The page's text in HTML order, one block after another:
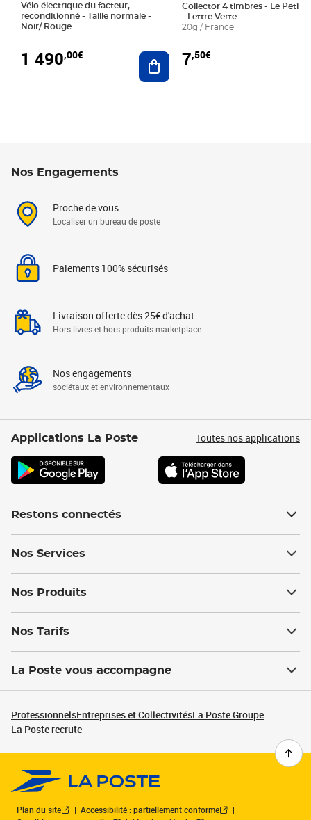
Vélo électrique du facteur,
reconditionné - Taille normale -
Noir/ Rouge
1 490,00€ Ajouter au panier
Collector 4 timbres - Le Petit
- Lettre Verte
20g / France
7,50€
Nos Engagements
Proche de vous
Localiser un bureau de poste
Paiements 100% sécurisés
Livraison offerte dès 25€ d'achat
Hors livres et hors produits marketplace
Nos engagements
sociétaux et environnementaux
Applications La Poste Toutes nos applications
Restons connectés
Nos Services
Nos Produits
Nos Tarifs
La Poste vous accompagne
ProfessionnelsEntreprises et CollectivitésLa Poste Groupe
La Poste recrute
Plan du site
Accessibilité : partiellement conforme